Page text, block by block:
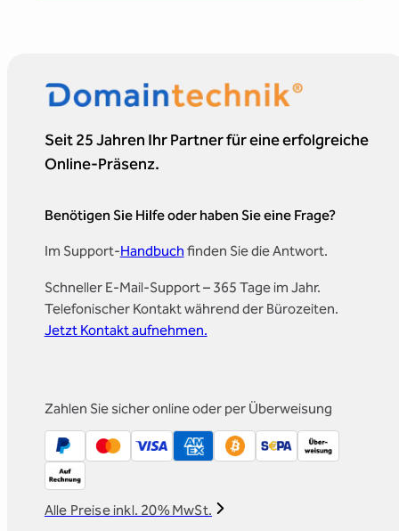
Seit 25 Jahren Ihr Partner für eine erfolgreiche
Online-Präsenz.
Benötigen Sie Hilfe oder haben Sie eine Frage?
Im Support-Handbuch finden Sie die Antwort.
Schneller E-Mail-Support – 365 Tage im Jahr.
Telefonischer Kontakt während der Bürozeiten.
Jetzt Kontakt aufnehmen.
Zahlen Sie sicher online oder per Überweisung
Alle Preise inkl. 20% MwSt.